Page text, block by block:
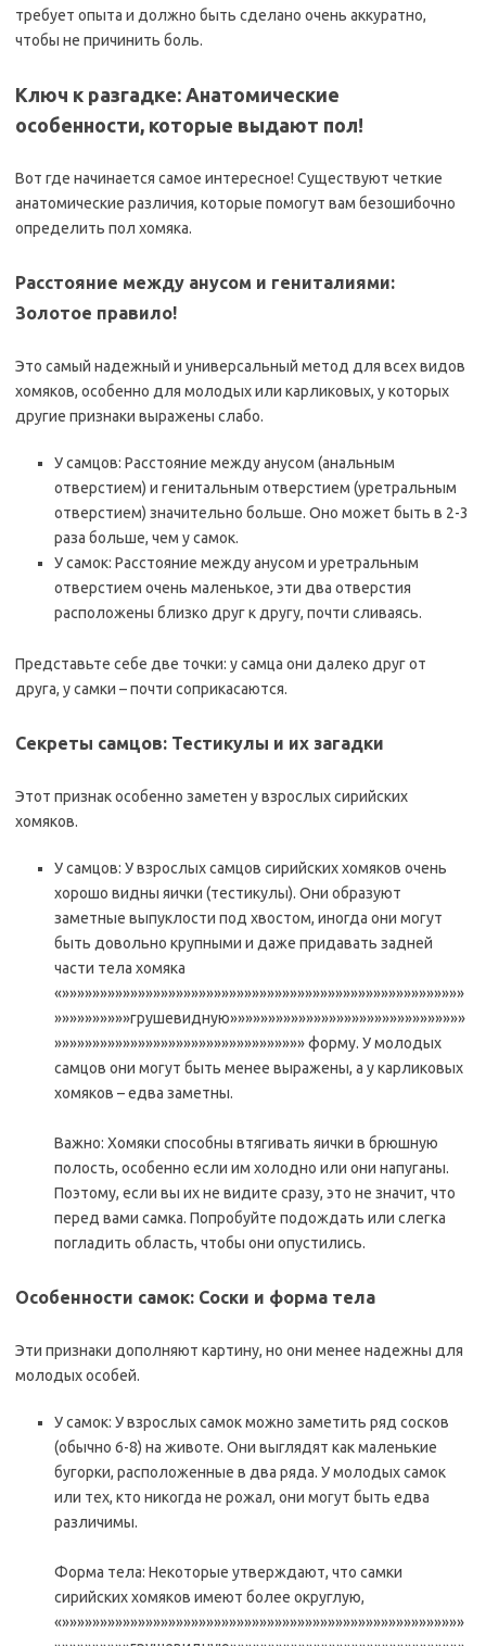
требует опыта и должно быть сделано очень аккуратно,
чтобы не причинить боль.
Ключ к разгадке: Анатомические
особенности, которые выдают пол!
Вот где начинается самое интересное! Существуют четкие
анатомические различия, которые помогут вам безошибочно
определить пол хомяка.
Расстояние между анусом и гениталиями:
Золотое правило!
Это самый надежный и универсальный метод для всех видов
хомяков, особенно для молодых или карликовых, у которых
другие признаки выражены слабо.
У самцов: Расстояние между анусом (анальным
отверстием) и генитальным отверстием (уретральным
отверстием) значительно больше. Оно может быть в 2-3
раза больше, чем у самок.
У самок: Расстояние между анусом и уретральным
отверстием очень маленькое, эти два отверстия
расположены близко друг к другу, почти сливаясь.
Представьте себе две точки: у самца они далеко друг от
друга, у самки – почти соприкасаются.
Секреты самцов: Тестикулы и их загадки
Этот признак особенно заметен у взрослых сирийских
хомяков.
У самцов: У взрослых самцов сирийских хомяков очень
хорошо видны яички (тестикулы). Они образуют
заметные выпуклости под хвостом, иногда они могут
быть довольно крупными и даже придавать задней
части тела хомяка
«»»»»»»»»»»»»»»»»»»»»»»»»»»»»»»»»»»»»»»»»»»»»»»»»»»»»»
»»»»»»»»»»грушевидную»»»»»»»»»»»»»»»»»»»»»»»»»»»»»»»
»»»»»»»»»»»»»»»»»»»»»»»»»»»»»»»»» форму. У молодых
самцов они могут быть менее выражены, а у карликовых
хомяков – едва заметны.
Важно: Хомяки способны втягивать яички в брюшную
полость, особенно если им холодно или они напуганы.
Поэтому, если вы их не видите сразу, это не значит, что
перед вами самка. Попробуйте подождать или слегка
погладить область, чтобы они опустились.
Особенности самок: Соски и форма тела
Эти признаки дополняют картину, но они менее надежны для
молодых особей.
У самок: У взрослых самок можно заметить ряд сосков
(обычно 6-8) на животе. Они выглядят как маленькие
бугорки, расположенные в два ряда. У молодых самок
или тех, кто никогда не рожал, они могут быть едва
различимы.
Форма тела: Некоторые утверждают, что самки
сирийских хомяков имеют более округлую,
«»»»»»»»»»»»»»»»»»»»»»»»»»»»»»»»»»»»»»»»»»»»»»»»»»»»»»